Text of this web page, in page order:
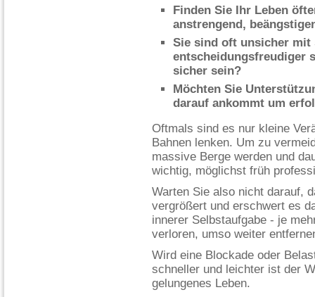
Finden Sie Ihr Leben
anstrengend,
Sie sind oft unsicher
entscheidungsfreudiger
sicher sein?
Möchten Sie
darauf ankommt um
Oftmals sind es nur kleine
Bahnen lenken. Um zu
massive Berge werden und
wichtig, möglichst früh
Warten Sie also nicht darauf,
vergrößert und erschwert es
innerer Selbstaufgabe - je
verloren, umso weiter
Wird eine Blockade oder
schneller und leichter ist der
gelungenes Leben.